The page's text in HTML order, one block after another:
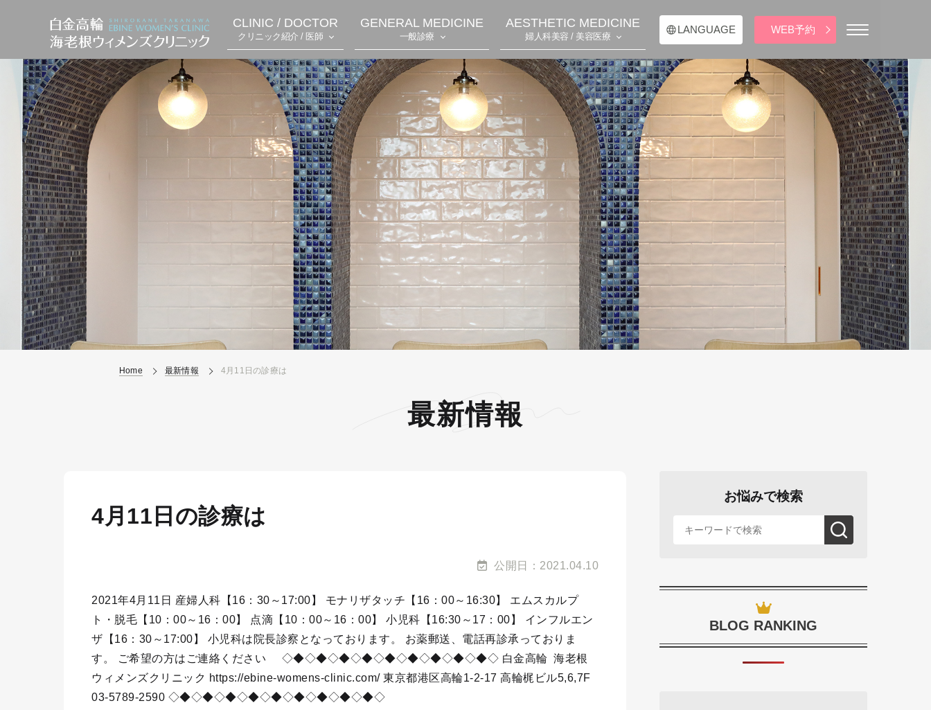
CLINIC / DOCTOR
クリニック紹介 / 医師
GENERAL MEDICINE
一般診療
AESTHETIC MEDICINE
婦人科美容 / 美容医療
LANGUAGE WEB予約
Home 最新情報 4月11日の診療は
最新情報
4月11日の診療は
公開日：2021.04.10
2021年4月11日 産婦人科【16：30～17:00】 モナリザタッチ【16：00～16:30】 エムスカルプ
ト・脱毛【10：00～16：00】 点滴【10：00～16：00】 小児科【16:30～17：00】 インフルエン
ザ【16：30～17:00】 小児科は院長診察となっております。 お薬郵送、電話再診承っておりま
す。 ご希望の方はご連絡ください ◇◆◇◆◇◆◇◆◇◆◇◆◇◆◇◆◇◆◇ 白金高輪 海老根
ウィメンズクリニック https://ebine-womens-clinic.com/ 東京都港区高輪1-2-17 高輪梶ビル5,6,7F
03-5789-2590 ◇◆◇◆◇◆◇◆◇◆◇◆◇◆◇◆◇◆◇
お悩みで検索
BLOG RANKING